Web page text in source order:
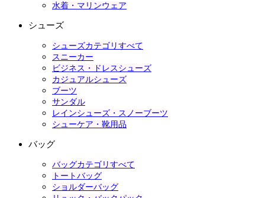
水着・マリンウェア
シューズ
シューズカテゴリすべて
スニーカー
ビジネス・ドレスシューズ
カジュアルシューズ
ブーツ
サンダル
レインシューズ・スノーブーツ
シューケア・靴用品
バッグ
バッグカテゴリすべて
トートバッグ
ショルダーバッグ